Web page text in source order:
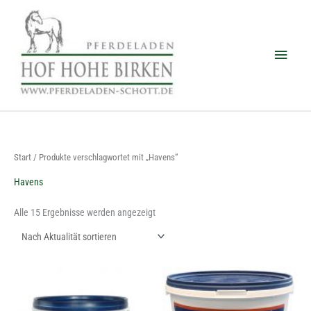
springen
Start / Produkte verschlagwortet mit „Havens“
Havens
Alle 15 Ergebnisse werden angezeigt
Nach
Aktualität
weist
Dieses
Produkt
weist